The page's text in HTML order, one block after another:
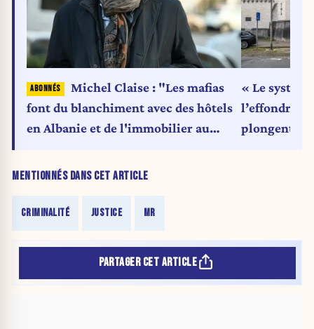
MENTIONNÉS DANS CET ARTICLE
CRIMINALITÉ JUSTICE MR
Michel Claise : "Les mafias
font du blanchiment avec des hôtels
en Albanie et de l'immobilier au
« Le
plongent
PARTAGER CET ARTICLE